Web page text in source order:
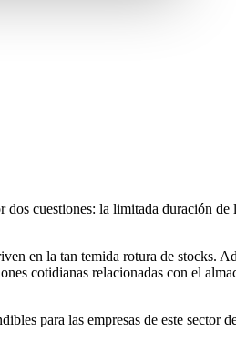
dos cuestiones: la limitada duración de
en la tan temida rotura de stocks.
cotidianas relacionadas con el
para las empresas de este sector